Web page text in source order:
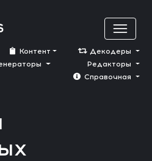
Контент
Декодеры
Редакторы
Cправочная